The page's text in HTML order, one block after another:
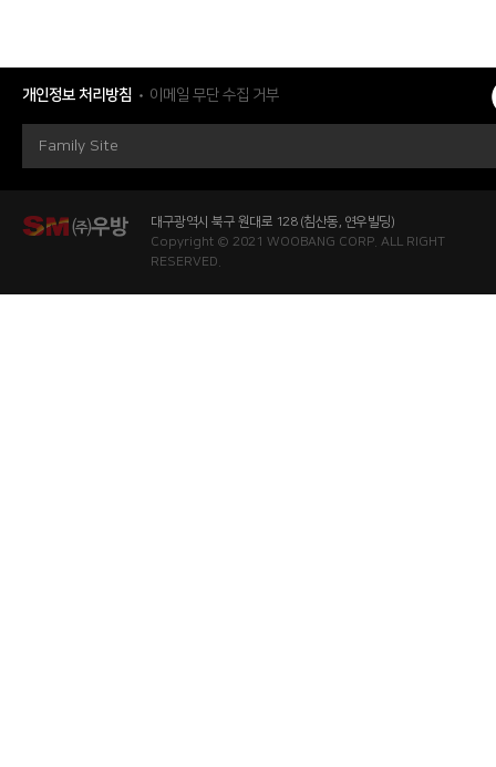
개인정보 처리방침 이메일 무단 수집 거부
Family Site
대구광역시 북구 원대로 128 (침산동, 연우빌딩)
Copyright © 2021 WOOBANG CORP. ALL RIGHT
RESERVED.